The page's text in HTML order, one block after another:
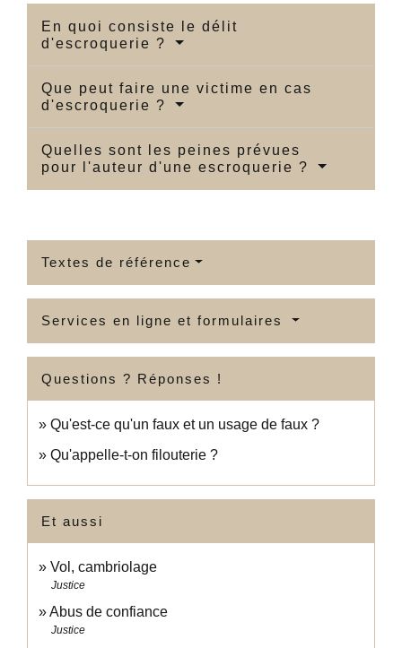
En quoi consiste le délit
d'escroquerie ?
Que peut faire une victime en cas
d'escroquerie ?
Quelles sont les peines prévues
pour l'auteur d'une escroquerie ?
Textes de référence
Services en ligne et formulaires
Questions ? Réponses !
Qu'est-ce qu'un faux et un usage de faux ?
Qu'appelle-t-on filouterie ?
Et aussi
Vol, cambriolage
Justice
Abus de confiance
Justice